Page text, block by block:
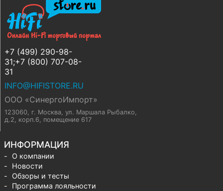
+7 (499) 290-98-
31;+7 (800) 707-08-
31
INFO@HIFISTORE.RU
ООО «СинергоИмпорт»
123060, г. Москва, ул. Маршала Рыбалко,
д.2, корп.6, помещение 617
ИНФОРМАЦИЯ
О компании
Новости
Обзоры и тесты
Программа лояльности